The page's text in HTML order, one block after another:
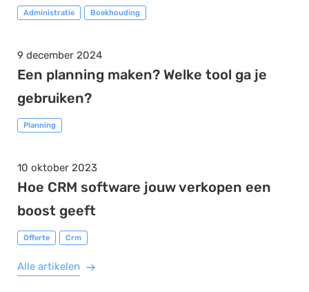
Administratie Boekhouding
9 december 2024
Een planning maken? Welke tool ga je
gebruiken?
Planning
10 oktober 2023
Hoe CRM software jouw verkopen een
boost geeft
Offerte Crm
Alle artikelen